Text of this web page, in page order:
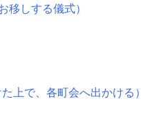
しする儀式）
で、各町会へ出かける）